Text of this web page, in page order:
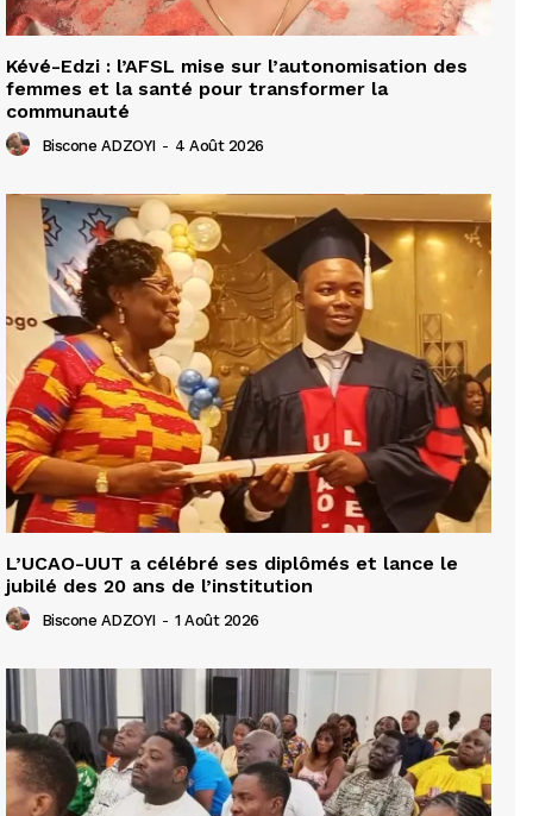
Kévé-Edzi : l’AFSL mise sur l’autonomisation des
femmes et la santé pour transformer la
communauté
Biscone ADZOYI - 4 Août 2026
L’UCAO-UUT a célébré ses diplômés et lance le
jubilé des 20 ans de l’institution
Biscone ADZOYI - 1 Août 2026